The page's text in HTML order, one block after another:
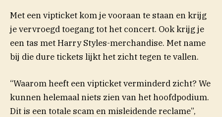
Met een vipticket kom je vooraan te staan en krijg
je vervroegd toegang tot het concert. Ook krijg je
een tas met Harry Styles-merchandise. Met name
bij die dure tickets lijkt het zicht tegen te vallen.
“Waarom heeft een vipticket verminderd zicht? We
kunnen helemaal niets zien van het hoofdpodium.
Dit is een totale scam (opent in nieuw venster)
en misleidende reclame”,